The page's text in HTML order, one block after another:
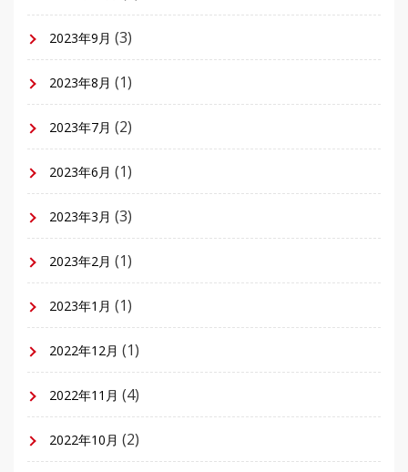
2023年9月 (3)
2023年8月 (1)
2023年7月 (2)
2023年6月 (1)
2023年3月 (3)
2023年2月 (1)
2023年1月 (1)
2022年12月 (1)
2022年11月 (4)
2022年10月 (2)